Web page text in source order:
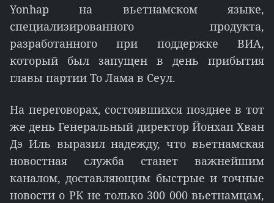
Yonhap на вьетнамском языке,
специализированного продукта,
разработанного при поддержке ВИA,
который был запущен в день прибытия
главы партии То Лама в Сеул.
На переговорах, состоявшихся позднее в тот
же день Генеральный директор Йонхап Хван
Дэ Иль выразил надежду, что вьетнамская
новостная служба станет важнейшим
каналом, доставляющим быстрые и точные
новости о РК не только 300 000 вьетнамцам,